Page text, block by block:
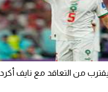
من التعاقد مع نايف أكرد